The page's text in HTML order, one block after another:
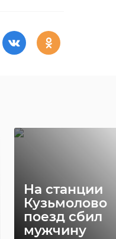
На станции
Кузьмолово
поезд сбил
мужчину